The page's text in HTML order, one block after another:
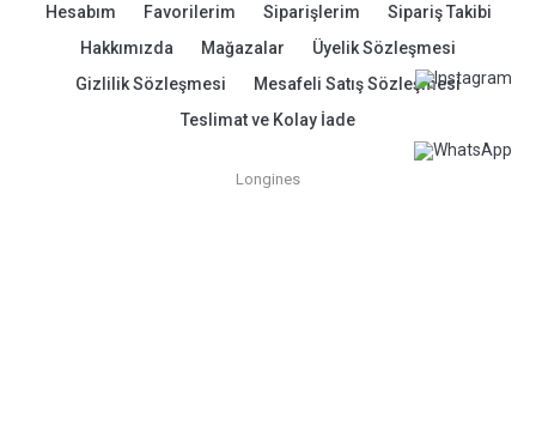
Hesabım Favorilerim Siparişlerim
Sipariş Takibi
Hakkımızda
Mağazalar
Üyelik Sözleşmesi
Gizlilik Sözleşmesi
Mesafeli Satış Sözleşmesi
Teslimat ve Kolay İade
Longines